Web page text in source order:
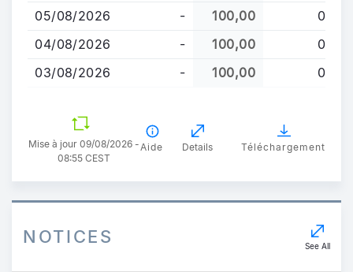
05/08/2026
- 100,00
0
04/08/2026
- 100,00
0
03/08/2026
- 100,00 0
Mise à jour 09/08/2026 -
08:55 CEST
Aide Details Téléchargement
NOTICES See All